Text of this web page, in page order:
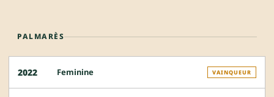
PALMARÈS
2022 Feminine VAINQUEUR